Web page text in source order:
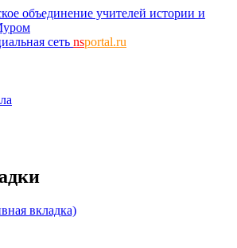
объединение учителей истории и
сеть nsportal.ru
вкладка)